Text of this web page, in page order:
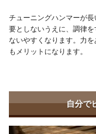
チューニングハンマーが
要としないうえに、調律
ないやすくなります。力
もメリットになります。
自分で